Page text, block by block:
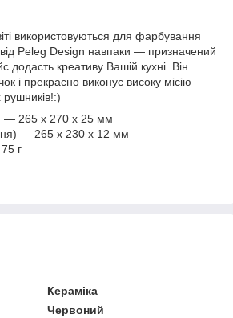
використовуються для фарбування
Peleg Design навпаки — призначений
креативу Вашій кухні. Він
і прекрасно виконує високу місію
— 265 x 270 x 25 мм
— 265 х 230 х 12 мм
г
Кераміка
Червоний